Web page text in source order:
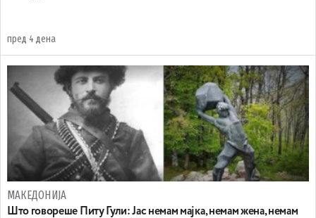
пред 4 дена
МАКЕДОНИЈА
Што говореше Питу Гули: Јас немам мајка, немам жена, немам